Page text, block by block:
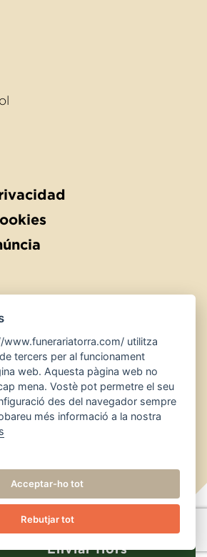
Enviar flors
60024 hores
utilitza
tercers per al funcionament
web. Aquesta pàgina web no
mena. Vostè pot permetre el seu
des del navegador sempre
més informació a la nostra
Acceptar-ho tot
Rebutjar tot